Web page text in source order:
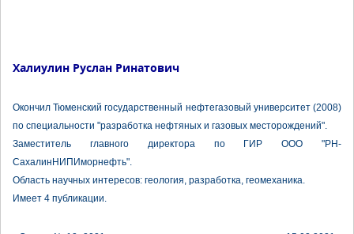
Халиулин Руслан Ринатович
Окончил Тюменский государственный нефтегазовый университет (2008)
по специальности "разработка нефтяных и газовых месторождений".
Заместитель главного директора по ГИР ООО "РН-
СахалинНИПИморнефть".
Область научных интересов: геология, разработка, геомеханика.
Имеет 4 публикации.